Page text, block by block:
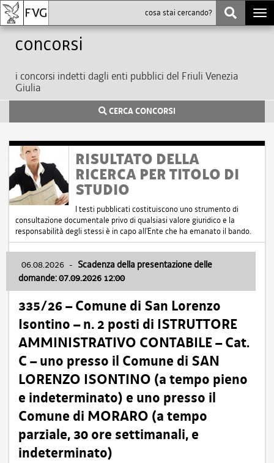
Concorsi
i concorsi indetti dagli enti pubblici del Friuli Venezia
Giulia
CERCA CONCORSI
RISULTATO DELLA
RICERCA PER TITOLO DI
STUDIO
I testi pubblicati costituiscono uno strumento di
consultazione documentale privo di qualsiasi valore giuridico e la
responsabilità degli stessi è in capo all'Ente che ha emanato il bando.
06.08.2026 - Scadenza della presentazione delle
domande: 07.09.2026 12:00
335/26 – Comune di San Lorenzo
Isontino – n. 2 posti di ISTRUTTORE
AMMINISTRATIVO CONTABILE – Cat.
C – uno presso il Comune di SAN
LORENZO ISONTINO (a tempo pieno
e indeterminato) e uno presso il
Comune di MORARO (a tempo
parziale, 30 ore settimanali, e
indeterminato)